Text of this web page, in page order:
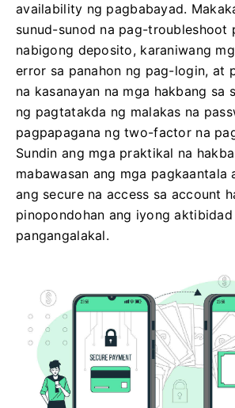
availability ng pagbabayad.
sunud-sunod na pag-troubleshoot
nabigong deposito, karaniwang
error sa panahon ng pag-login, at
na kasanayan na mga hakbang sa
ng pagtatakda ng malakas na
pagpapagana ng two-factor na
Sundin ang mga praktikal na
mabawasan ang mga pagkaantala
ang secure na access sa account
pinopondohan ang iyong aktibidad
pangangalakal.